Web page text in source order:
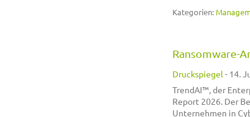
Kategorien:
Ransomware-
Druckspiegel - 14.
TrendAI™, der
Report 2026. Der
Unternehmen in